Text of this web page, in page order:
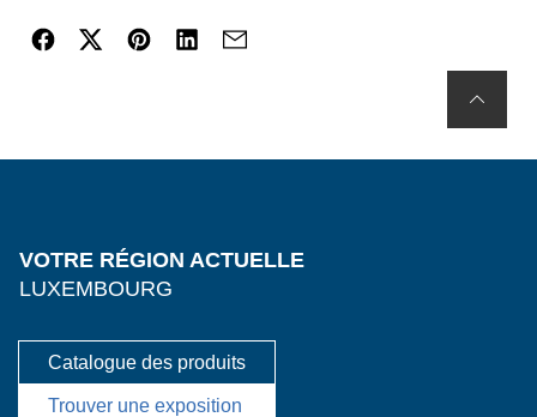
VOTRE RÉGION ACTUELLE
LUXEMBOURG
Catalogue des produits
Trouver une exposition